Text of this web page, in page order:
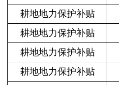
耕地地力保护补贴
耕地地力保护补贴
耕地地力保护补贴
耕地地力保护补贴